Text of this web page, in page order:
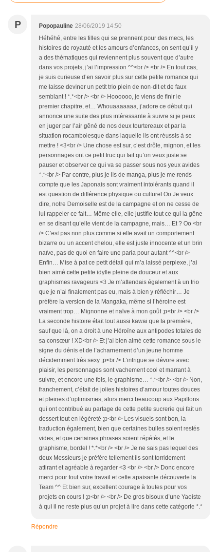
P Popopauline 28/06/2019 14:50
Héhéhé, entre les filles qui se prennent pour des mecs, les
histoires de royauté et les amours d’enfances, on sent qu’il y
a des thématiques qui reviennent plus souvent que d’autre
dans vos projets, j’ai l’impression ^^<br /> <br /> En tout cas,
je suis curieuse d’en savoir plus sur cette petite romance qui
me laisse deviner un petit trio plein de non-dit et de faux
semblant ! *.*<br /> <br /> Hoooooo, je viens de finir le
premier chapitre, et… Whouaaaaaaa, j’adore ce début qui
annonce une suite des plus intéressante à suivre si je peux
en juger par l’air gêné de nos deux tourtereaux et par la
situation rocambolesque dans laquelle ils ont réussis à se
mettre ! <3<br /> Une chose est sur, c’est drôle, mignon, et les
personnages ont ce petit truc qui fait qu’on veux juste se
pauser et observer ce qui va se passer sous nos yeux avides
*.*<br /> Par contre, plus je lis de manga, plus je me rends
compte que les Japonais sont vraiment intolérants quand il
est question de différence physique ou culturel Oo Je veux
dire, notre Demoiselle est de la campagne et on ne cesse de
lui rappeler ce fait… Même elle, elle justifie tout ce qui la gêne
en se disant qu’elle vient de la campagne, mais… Et ? Oo <br
/> C’est pas non plus comme si elle avait un comportement
bizarre ou un accent chelou, elle est juste innocente et un brin
naïve, pas de quoi en faire une paria pour autant ^^<br />
Enfin… Mise à pat ce petit détail qui m’a laissé perplexe, j’ai
bien aimé cette petite idylle pleine de douceur et aux
graphismes ravageurs <3 Je m’attendais également à un trio
que je n’ai finalement pas eu, mais à bien y réfléchir… Je
préfère la version de la Mangaka, même si l’héroine est
vraiment trop… Mignonne et naïve à mon goût ;p<br /> <br />
La seconde histoire était tout aussi kawai que la première,
sauf que là, on a droit à une Héroïne aux antipodes totales de
sa consœur ! XD<br /> Et j’ai bien aimé cette romance sous le
signe du dénis et de l’acharnement d’un jeune homme
décidemment très sexy ;p<br /> L’intrigue se dévore avec
plaisir, les personnages sont vachement cool et marrant à
suivre, et encore une fois, le graphisme… *.*<br /> <br /> Non,
franchement, c’était de jolies histoires d’amour toutes douces
et pleines d’optimismes, alors merci beaucoup aux Papillons
qui ont contribué au partage de cette petite sucrerie qui fait un
dessert tout en légèreté ;p<br /> Les visuels sont bon, la
traduction également, bien que certaines bulles soient restés
vides, et que certaines phrases soient répétés, et le
graphisme, bordel ! *.*<br /> <br /> Je ne sais pas lequel des
deux Messieurs je préfère tellement ils sont torridement
attirant et agréable à regarder <3 <br /> <br /> Donc encore
merci pour tout votre travail et cette apaisante découverte la
Team ^^ Et bien sur, excellent courage à toutes pour vos
projets en cours ! ;p<br /> <br /> De gros bisoux d’une Yaoiste
à qui il ne reste plus qu’un projet à lire dans cette catégorie *.*
Répondre